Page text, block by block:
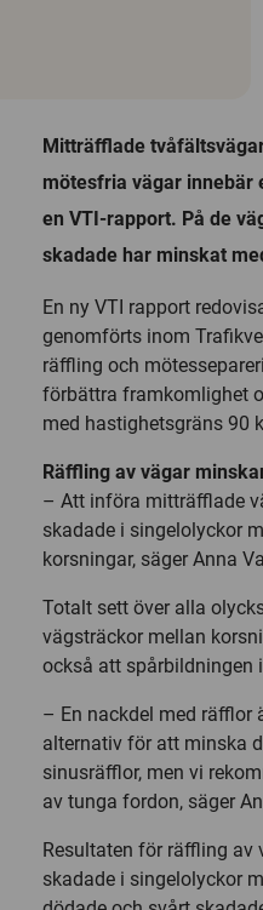
Mitträfflade
mötesfria vägar
en VTI-rapport. På de
skadade har minskat
En ny VTI rapport
genomförts inom
räffling och
förbättra framkomlighet
med hastighetsgräns 90
Räffling av vägar
– Att införa mitträfflade
skadade i singelolyckor
korsningar, säger Anna
Totalt sett över alla
vägsträckor mellan
också att spårbildningen
– En nackdel med räfflor
alternativ för att minska
sinusräfflor, men vi
av tunga fordon, säger
Resultaten för räffling av
skadade i singelolyckor